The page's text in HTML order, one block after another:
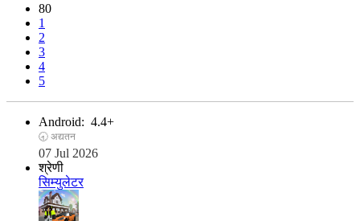
80
1
2
3
4
5
Android: 4.4+
🕣 अद्यतन
07 Jul 2026
श्रेणी
सिम्युलेटर